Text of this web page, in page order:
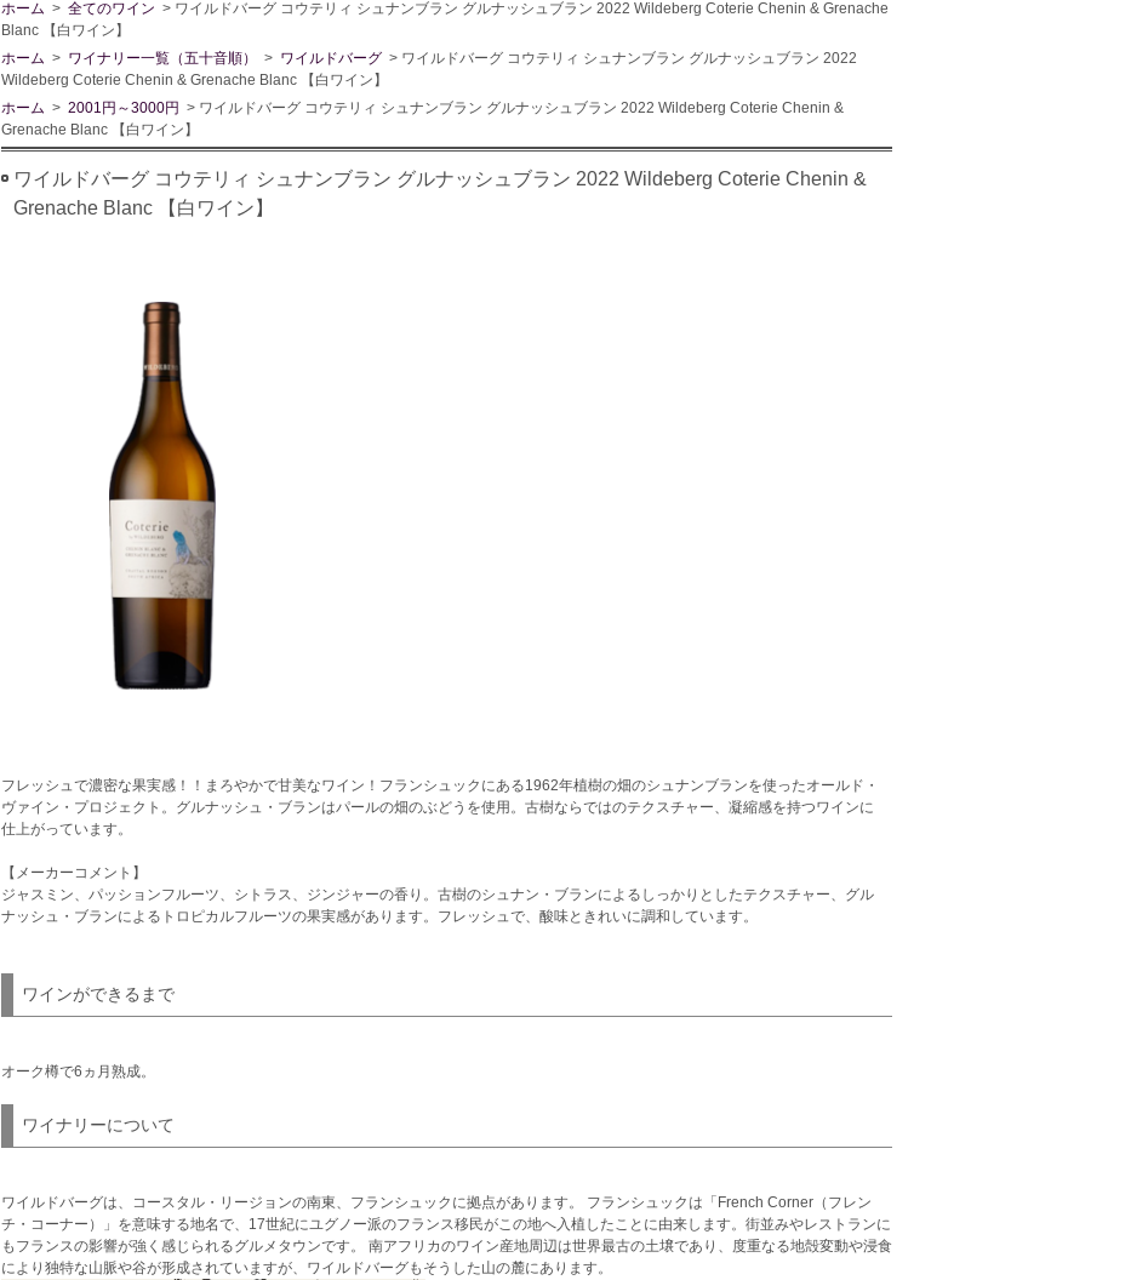
ホーム > 全てのワイン > ワイルドバーグ コウテリィ シュナンブラン グルナッシュブラン 2022 Wildeberg Coterie Chenin & Grenache
Blanc 【白ワイン】
ホーム > ワイナリー一覧（五十音順） > ワイルドバーグ > ワイルドバーグ コウテリィ シュナンブラン グルナッシュブラン 2022
Wildeberg Coterie Chenin & Grenache Blanc 【白ワイン】
ホーム > 2001円～3000円 > ワイルドバーグ コウテリィ シュナンブラン グルナッシュブラン 2022 Wildeberg Coterie Chenin &
Grenache Blanc 【白ワイン】
ワイルドバーグ コウテリィ シュナンブラン グルナッシュブラン 2022 Wildeberg Coterie Chenin &
Grenache Blanc 【白ワイン】
フレッシュで濃密な果実感！！まろやかで甘美なワイン！フランシュックにある1962年植樹の畑のシュナンブランを使ったオールド・
ヴァイン・プロジェクト。グルナッシュ・ブランはパールの畑のぶどうを使用。古樹ならではのテクスチャー、凝縮感を持つワインに
仕上がっています。
【メーカーコメント】
ジャスミン、パッションフルーツ、シトラス、ジンジャーの香り。古樹のシュナン・ブランによるしっかりとしたテクスチャー、グル
ナッシュ・ブランによるトロピカルフルーツの果実感があります。フレッシュで、酸味ときれいに調和しています。
ワインができるまで
オーク樽で6ヵ月熟成。
ワイナリーについて
ワイルドバーグは、コースタル・リージョンの南東、フランシュックに拠点があります。 フランシュックは「French Corner（フレン
チ・コーナー）」を意味する地名で、17世紀にユグノー派のフランス移民がこの地へ入植したことに由来します。街並みやレストランに
もフランスの影響が強く感じられるグルメタウンです。 南アフリカのワイン産地周辺は世界最古の土壌であり、度重なる地殻変動や浸食
により独特な山脈や谷が形成されていますが、ワイルドバーグもそうした山の麓にあります。